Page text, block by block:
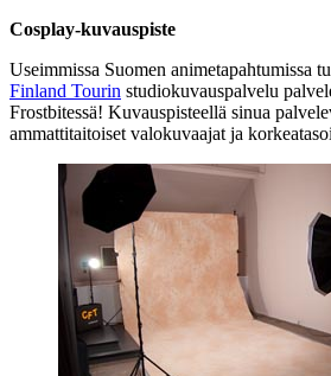
Cosplay-kuvauspiste
Useimmissa Suomen animetapahtumissa
Finland Tourin studiokuvauspalvelu
Frostbitessä! Kuvauspisteellä sinua
ammattitaitoiset valokuvaajat ja